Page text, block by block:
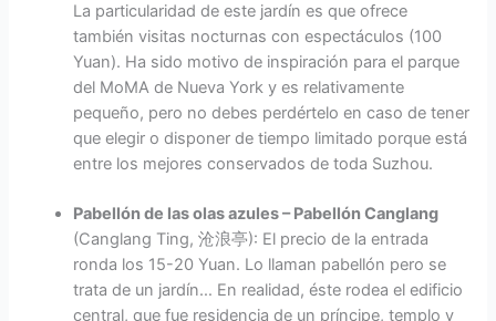
La particularidad de este jardín es que ofrece
también visitas nocturnas con espectáculos (100
Yuan). Ha sido motivo de inspiración para el parque
del MoMA de Nueva York y es relativamente
pequeño, pero no debes perdértelo en caso de tener
que elegir o disponer de tiempo limitado porque está
entre los mejores conservados de toda Suzhou.
Pabellón de las olas azules – Pabellón Canglang
(Canglang Ting, 沧浪亭): El precio de la entrada
ronda los 15-20 Yuan. Lo llaman pabellón pero se
trata de un jardín… En realidad, éste rodea el edificio
central, que fue residencia de un príncipe, templo y